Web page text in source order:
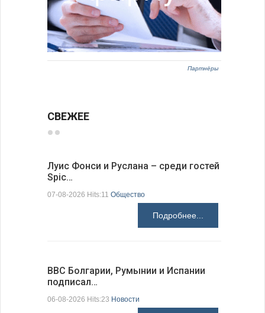
Партнёры
СВЕЖЕЕ
Луис Фонси и Руслана – среди гостей
Spic…
07-08-2026 Hits:11 Общество
Подробнее...
ВВС Болгарии, Румынии и Испании
подписал…
06-08-2026 Hits:23 Новости